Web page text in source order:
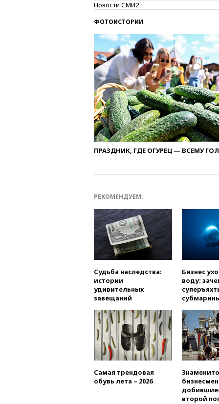
Новости СМИ2
ФОТОИСТОРИИ
ПРАЗДНИК, ГДЕ ОГУРЕЦ — ВСЕМУ
РЕКОМЕНДУЕМ:
Судьба наследства:
истории
удивительных
завещаний
Бизнес
воду:
Самая трендовая
обувь лета – 2026
второй